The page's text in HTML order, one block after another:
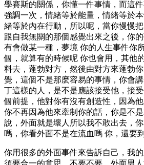
學賽斯的關係，你懂一件事情，而這
強調一次，情緒等於能量，情緒等於
緒等於內在行動，所以呢，當你慢慢
跟自我無關的那個感覺出來之後，你
有會做某一種，夢境 你的人生事件你
個，就算有的時候呢 你也會用，其他
料去，蓬勃對方，然後由對方來蓬勃
覺，這個不是那麽容易的事情，你會
丁這樣的人，是不是應該接受他，接
個前提，他對你有沒有創造性，因為
你不再因為他來牽制你的話，你是不
說，外面就是壞人所以我不敢出去，
嗎，你看外面不是在流血嗎 你，還要
你用很多的外面事件來告訴自己，我